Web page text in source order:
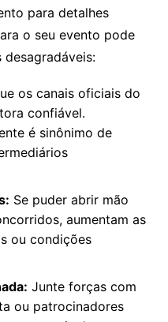
para detalhes
o seu evento pode
desagradáveis:
os canais oficiais do
confiável.
é sinônimo de
Se puder abrir mão
aumentam as
ou condições
Junte forças com
ou patrocinadores